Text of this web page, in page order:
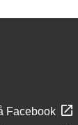
Facebook